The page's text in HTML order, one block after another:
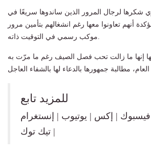
شكرها لرجال المرور الذين ساندوها سريعًا في
أنهم تعاونوا معها رغم انشغالهم بتأمين مرور
إنها ما زالت تحب فصل الصيف رغم ما مرّت به
للمزيد تابع
24 على: فيسبوك | إكس | يوتيوب | إنستغرام
| تيك توك